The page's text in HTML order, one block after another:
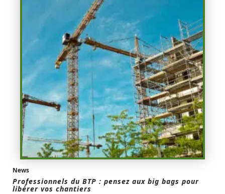
News
Professionnels du BTP : pensez aux big bags pour
libérer vos chantiers